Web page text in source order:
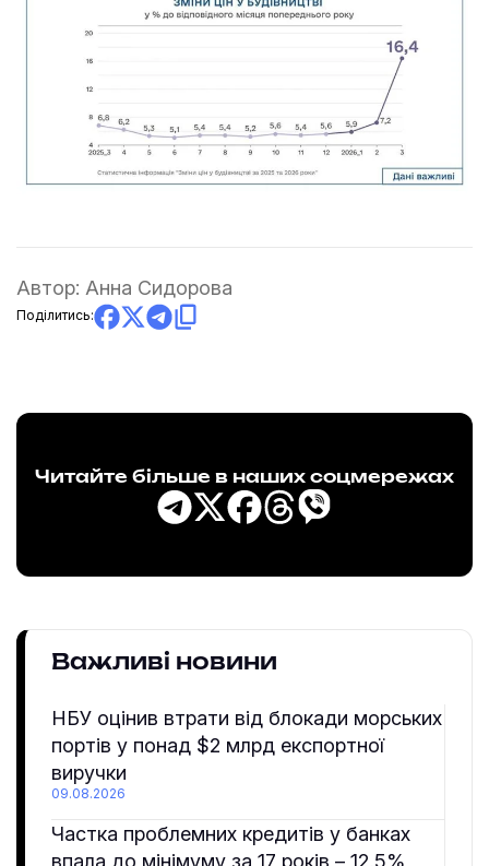
Автор: Анна Сидорова
Поділитись:
Читайте більше в наших соцмережах
Важливі новини
НБУ оцінив втрати від блокади морських
портів у понад $2 млрд експортної
виручки
09.08.2026
Частка проблемних кредитів у банках
впала до мінімуму за 17 років – 12,5%